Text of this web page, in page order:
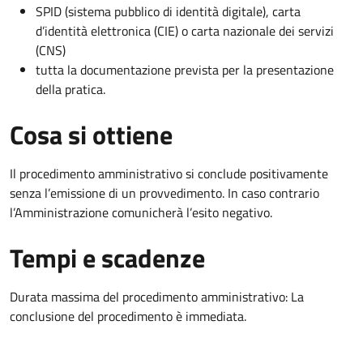
SPID (sistema pubblico di identità digitale), carta
d’identità elettronica (CIE) o carta nazionale dei servizi
(CNS)
tutta la documentazione prevista per la presentazione
della pratica.
Cosa si ottiene
Il procedimento amministrativo si conclude positivamente
senza l’emissione di un provvedimento. In caso contrario
l’Amministrazione comunicherà l’esito negativo.
Tempi e scadenze
Durata massima del procedimento amministrativo: La
conclusione del procedimento è immediata.